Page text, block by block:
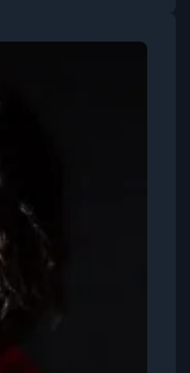
в новом
образ